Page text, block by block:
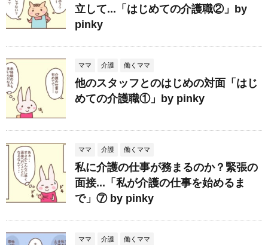
立して...「はじめての介護職②」by
pinky
ママ 介護 働くママ
他のスタッフとのはじめの対面「はじ
めての介護職①」by pinky
ママ 介護 働くママ
私に介護の仕事が務まるのか？緊張の
面接...「私が介護の仕事を始めるま
で」⑦ by pinky
ママ 介護 働くママ